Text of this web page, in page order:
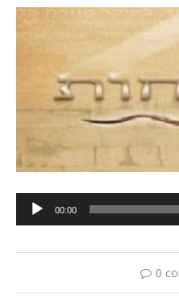
Lecteur
audio
00:00
0